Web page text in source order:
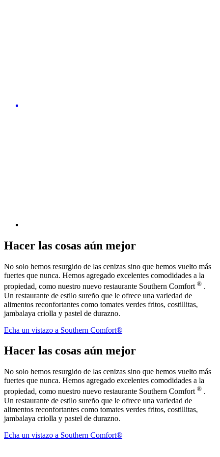
Hacer las cosas aún mejor
No solo hemos resurgido de las cenizas sino que hemos vuelto más
fuertes que nunca. Hemos agregado excelentes comodidades a la
propiedad, como nuestro nuevo restaurante Southern Comfort ® .
Un restaurante de estilo sureño que le ofrece una variedad de
alimentos reconfortantes como tomates verdes fritos, costillitas,
jambalaya criolla y pastel de durazno.
Echa un vistazo a Southern Comfort®
Hacer las cosas aún mejor
No solo hemos resurgido de las cenizas sino que hemos vuelto más
fuertes que nunca. Hemos agregado excelentes comodidades a la
propiedad, como nuestro nuevo restaurante Southern Comfort ® .
Un restaurante de estilo sureño que le ofrece una variedad de
alimentos reconfortantes como tomates verdes fritos, costillitas,
jambalaya criolla y pastel de durazno.
Echa un vistazo a Southern Comfort®